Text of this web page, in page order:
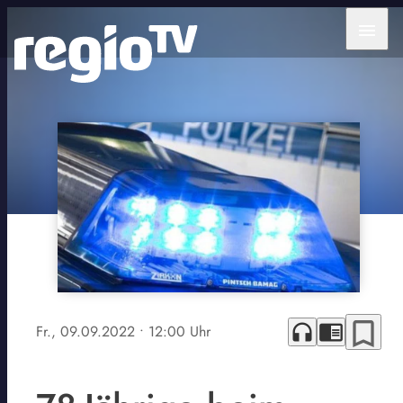
Fr., 09.09.2022 • 12:00 Uhr headphones chrome_reader_mode bookmark_border